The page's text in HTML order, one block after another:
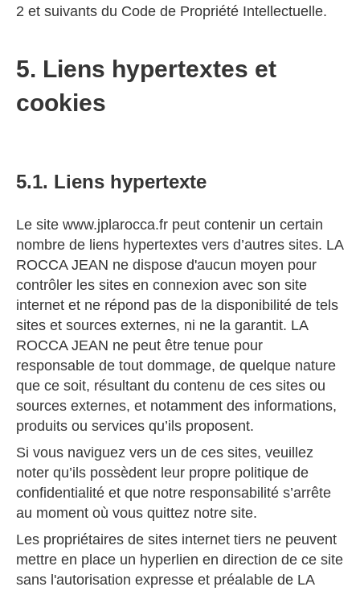
2 et suivants du Code de Propriété Intellectuelle.
5. Liens hypertextes et
cookies
5.1. Liens hypertexte
Le site www.jplarocca.fr peut contenir un certain
nombre de liens hypertextes vers d’autres sites. LA
ROCCA JEAN ne dispose d'aucun moyen pour
contrôler les sites en connexion avec son site
internet et ne répond pas de la disponibilité de tels
sites et sources externes, ni ne la garantit. LA
ROCCA JEAN ne peut être tenue pour
responsable de tout dommage, de quelque nature
que ce soit, résultant du contenu de ces sites ou
sources externes, et notamment des informations,
produits ou services qu’ils proposent.
Si vous naviguez vers un de ces sites, veuillez
noter qu’ils possèdent leur propre politique de
confidentialité et que notre responsabilité s’arrête
au moment où vous quittez notre site.
Les propriétaires de sites internet tiers ne peuvent
mettre en place un hyperlien en direction de ce site
sans l'autorisation expresse et préalable de LA